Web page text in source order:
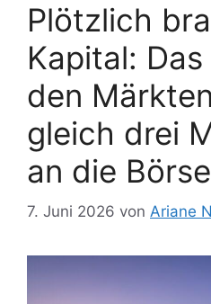
Plötzlich
Kapital:
den
gleich drei
an die
7. Juni 2026 von Ariane